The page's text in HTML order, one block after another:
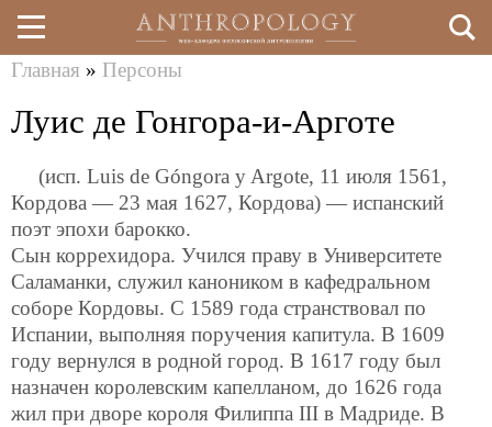
Перейти
к
содержанию
здесь
Главная » Персоны
Луис де Гонгора-и-Арготе
(исп. Luis de Góngora y Argote, 11 июля 1561,
Кордова — 23 мая 1627, Кордова) — испанский
поэт эпохи барокко.
Сын коррехидора. Учился праву в Университете
Саламанки, служил каноником в кафедральном
соборе Кордовы. С 1589 года странствовал по
Испании, выполняя поручения капитула. В 1609
году вернулся в родной город. В 1617 году был
назначен королевским капелланом, до 1626 года
жил при дворе короля Филиппа III в Мадриде. В